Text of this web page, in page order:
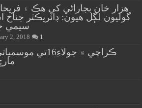
گوليون لڳل هيون: ڊائريڪٽر جناح
سيمي
2, 2018 1
ڪراچي ۾